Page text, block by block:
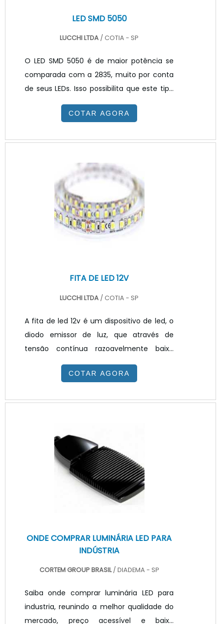
LED SMD 5050
LUCCHI LTDA / COTIA - SP
O LED SMD 5050 é de maior potência se
comparada com a 2835, muito por conta
de seus LEDs. Isso possibilita que este tipo
de produto possa estar disponível no
mercado em versões RGB coloridas, onde
milhões de cores disponíveis. DETALHES
inseridos em fitas flexíveis, ele pode ser
utilizado pela indústria de iluminação na
criação de luminárias. Com a inserção dos
LED SMD no PCB (placa de circuito
impresso) é possível desenvolv.
COTAR AGORA
FITA DE LED 12V
LUCCHI LTDA / COTIA - SP
A fita de led 12v é um dispositivo de led, o
diodo emissor de luz, que através de
tensão contínua razoavelmente baixa
permite a distribuição de pequenos focos
de luz em SMD, ou seja, inserida em uma
vários metros, sendo comercialmente
DO PRODUTOA fita de led é um produto
desenvolvido, normalmente, sendo que a
tonalidade do branco é descrita pela sua
temperatura de cor em Kelvin. Dividid.
COTAR AGORA
ONDE COMPRAR LUMINÁRIA LED PARA
INDÚSTRIA
CORTEM GROUP BRASIL/ DIADEMA - SP
Saiba onde comprar luminária LED para
industria, reunindo a melhor qualidade do
mercado, preço acessível e baixo